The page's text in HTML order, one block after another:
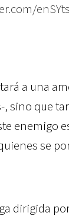
a una
, sino que
enemigo
se
dirigida